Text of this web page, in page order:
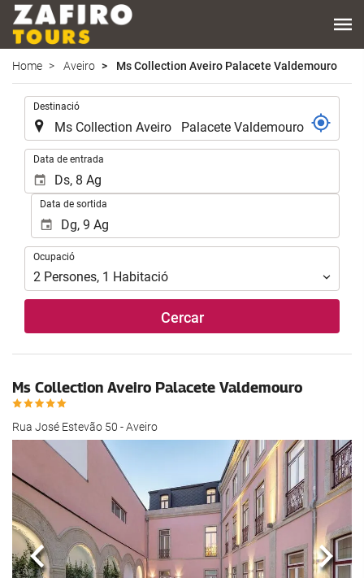
Home Aveiro Ms Collection Aveiro Palacete Valdemouro
Destinació
Data de entrada
Data de sortida
Ocupació
Ocupació
2 Persones, 1 Habitació
Cercar
Ms Collection Aveiro Palacete Valdemouro
Rua José Estevão 50 - Aveiro
Anterior